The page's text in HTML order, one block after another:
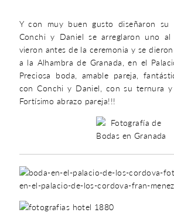
Y con muy buen gusto diseñaron su
Conchi y Daniel se arreglaron uno
vieron antes de la ceremonia y se
a la Alhambra de Granada, en el
Preciosa boda, amable pareja,
con Conchi y Daniel, con su ternura y
Fortísimo abrazo pareja!!!